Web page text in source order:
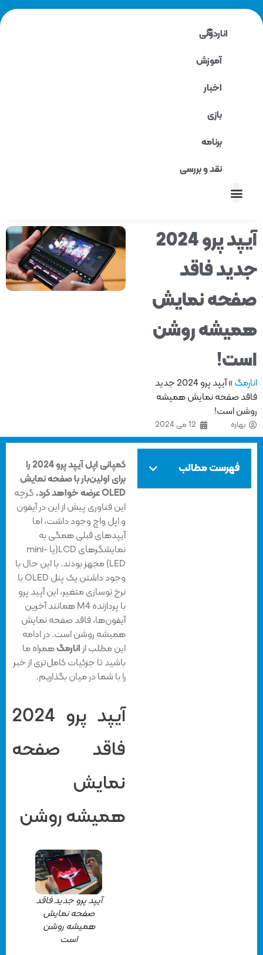
اناردونی
آموزش
برنامه
نقد و بررسی
آیپد پرو 2024
فاقد
نمایش
روشن
»
آیپد پرو 2024 جدید
صفحه نمایش همیشه
است!
بهاره 12 می 2024
فهرست مطالب
کمپانی اپل آیپد پرو 2024 را
برای اولین‌بار با صفحه نمایش
OLED عرضه خواهد کرد.
گرچه
این فناوری پیش از این در آیفون
و اپل واچ وجود داشت، اما
آیپدهای قبلی همگی به
نمایشگرهای LCD(یا mini-
LED) مجهز بودند. با این حال با
وجود داشتن یک پنل OLED با
نرخ نوسازی متغیر، این آپید پرو
با پردازنده M4 همانند آخرین
آیفون‌ها، فاقد صفحه نمایش
همیشه روشن است. در ادامه
این مطلب ازانارمگهمراه ما
باشید تا جزئیات کامل‌تری از خبر
را با شما در میان بگذاریم.
آیپد پرو 2024
فاقد صفحه
نمایش
همیشه روشن
آیپد پرو جدید فاقد
صفحه نمایش
همیشه روشن
است